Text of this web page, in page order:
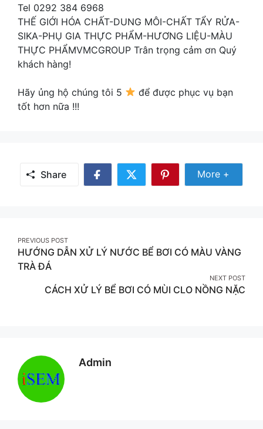
Tel 0292 384 6968
THẾ GIỚI HÓA CHẤT-DUNG MÔI-CHẤT TẨY RỬA-
SIKA-PHỤ GIA THỰC PHẨM-HƯƠNG LIỆU-MÀU
THỰC PHẨMVMCGROUP Trân trọng cảm ơn Quý
khách hàng!
Hãy ủng hộ chúng tôi 5
để được phục vụ bạn
tốt hơn nữa !!!
Share
Share
Share
Share
More
More +
Post
navigation
PREVIOUS POST
HƯỚNG DẪN XỬ LÝ NƯỚC BỂ BƠI CÓ MÀU VÀNG
TRÀ ĐÁ
NEXT POST
CÁCH XỬ LÝ BỂ BƠI CÓ MÙI CLO NỒNG NẶC
Admin